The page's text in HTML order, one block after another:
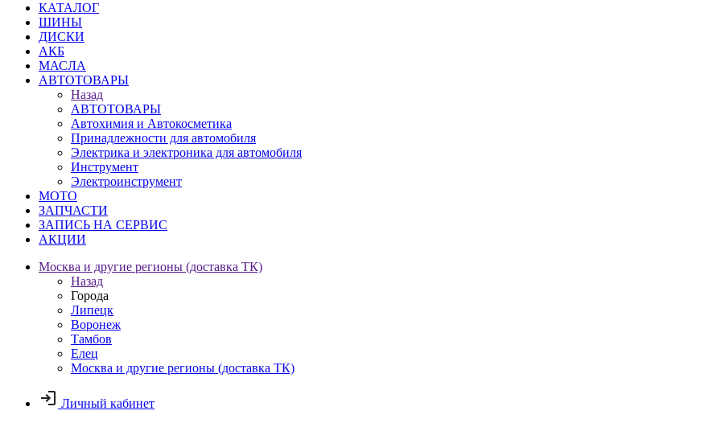
КАТАЛОГ
ШИНЫ
ДИСКИ
АКБ
МАСЛА
АВТОТОВАРЫ
Назад
АВТОТОВАРЫ
Автохимия и Автокосметика
Принадлежности для автомобиля
Электрика и электроника для автомобиля
Инструмент
Электроинструмент
МОТО
ЗАПЧАСТИ
ЗАПИСЬ НА СЕРВИС
АКЦИИ
Москва и другие регионы (доставка ТК)
Назад
Города
Липецк
Воронеж
Тамбов
Елец
Москва и другие регионы (доставка ТК)
Личный кабинет